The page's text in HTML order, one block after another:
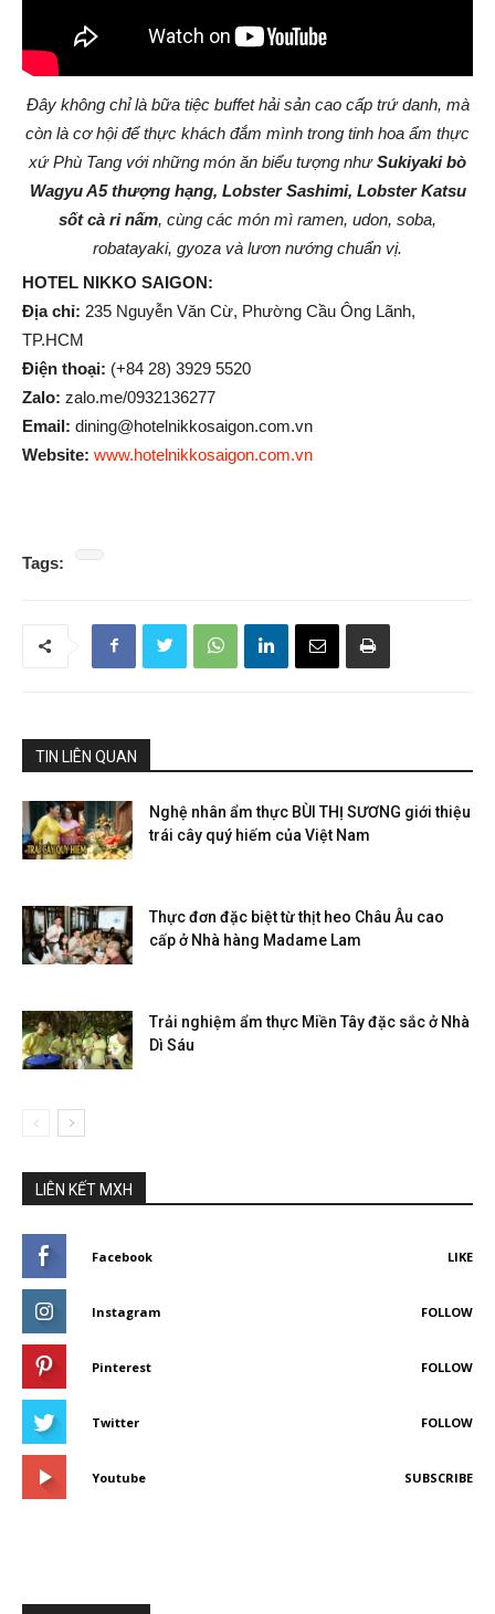
Đây không chỉ là bữa tiệc buffet hải sản cao cấp trứ danh, mà
còn là cơ hội để thực khách đắm mình trong tinh hoa ẩm thực
xứ Phù Tang với những món ăn biểu tượng nhưSukiyaki bò
Wagyu A5 thượng hạng, Lobster Sashimi, Lobster Katsu
sốt cà ri nấm, cùng các món mì ramen, udon, soba,
robatayaki, gyoza và lươn nướng chuẩn vị.
HOTEL NIKKO SAIGON:
Địa chỉ: 235 Nguyễn Văn Cừ, Phường Cầu Ông Lãnh,
TP.HCM
Điện thoại: (+84 28) 3929 5520
Zalo: zalo.me/0932136277
Email: dining@hotelnikkosaigon.com.vn
Website: www.hotelnikkosaigon.com.vn
Tags:
TIN LIÊN QUAN
Nghệ nhân ẩm thực BÙI THỊ SƯƠNG giới thiệu
trái cây quý hiếm của Việt Nam
Thực đơn đặc biệt từ thịt heo Châu Âu cao
cấp ở Nhà hàng Madame Lam
Trải nghiệm ẩm thực Miền Tây đặc sắc ở Nhà
Dì Sáu
LIÊN KẾT MXH
Facebook LIKE
Instagram FOLLOW
Pinterest FOLLOW
Twitter FOLLOW
Youtube SUBSCRIBE